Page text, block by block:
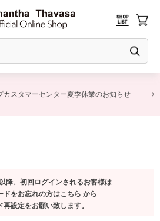
カスタマーセンター夏季休業のお知らせ
降、初回ログインされるお客様は
ドをお忘れの方はこちら から
再設定をお願い致します。